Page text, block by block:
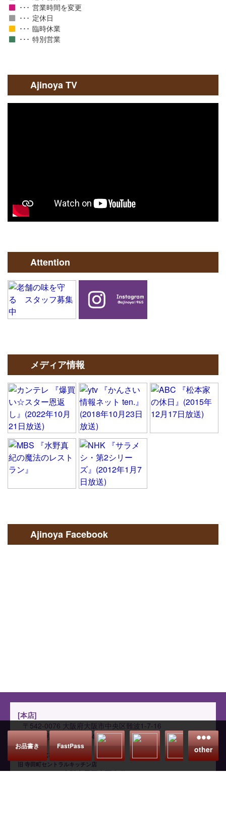
営業時間を変更
定休日
臨時休業
特別営業
Ajinoya TV
Attention
メディア情報
Ajinoya Facebook
[本店]
〒542-0076 大阪府大阪市中央区難波1-7-16
電話番号：050-1809-4021
[味乃家はなれ]
旧 寺田町セントラルキッチン店
〒541-0052 大阪市天王寺区大道2-5-11
お品書き FastPass other